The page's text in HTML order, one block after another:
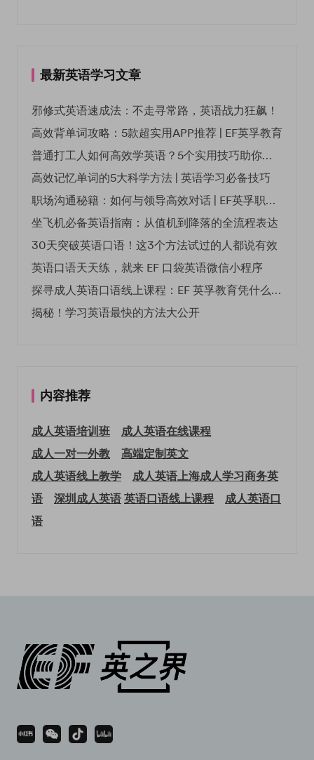
最新英语学习文章
邪修式英语速成法：不走寻常路，英语战力狂飙！
高效背单词攻略：5款超实用APP推荐 | EF英孚教育
普通打工人如何高效学英语？5个实用技巧助你突破职场瓶颈
高效记忆单词的5大科学方法 | 英语学习必备技巧
职场沟通秘籍：如何与领导高效对话 | EF英孚职场指南
坐飞机必备英语指南：从值机到降落的全流程表达
30天突破英语口语！这3个方法试过的人都说有效
英语口语天天练，就来 EF 口袋英语微信小程序
探寻成人英语口语线上课程：EF 英孚教育凭什么领航
揭秘！学习英语最快的方法大公开
内容推荐
成人英语培训班
成人英语在线课程
成人一对一外教
高端定制英文
成人英语线上教学
成人英语上海成人学习商务英
语
深圳成人英语英语口语线上课程
成人英语口
语